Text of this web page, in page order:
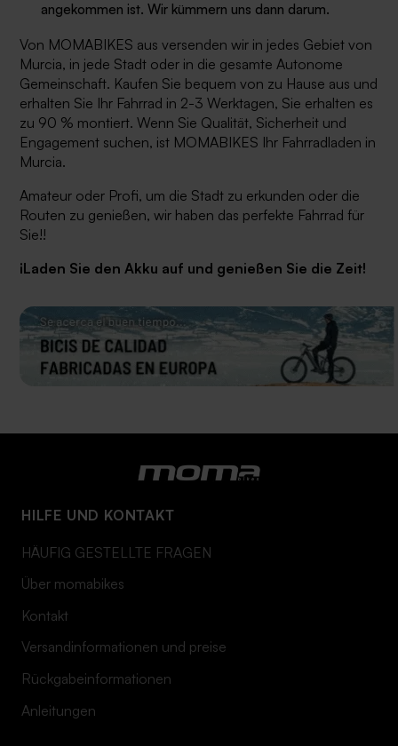
angekommen ist. Wir kümmern uns dann darum.
Von MOMABIKES aus versenden wir in jedes Gebiet von
Murcia, in jede Stadt oder in die gesamte Autonome
Gemeinschaft. Kaufen Sie bequem von zu Hause aus und
erhalten Sie Ihr Fahrrad in 2-3 Werktagen, Sie erhalten es
zu 90 % montiert. Wenn Sie Qualität, Sicherheit und
Engagement suchen, ist MOMABIKES Ihr Fahrradladen in
Murcia.
Amateur oder Profi, um die Stadt zu erkunden oder die
Routen zu genießen, wir haben das perfekte Fahrrad für
Sie!!
¡Laden Sie den Akku auf und genießen Sie die Zeit!
HILFE UND KONTAKT
HÄUFIG GESTELLTE FRAGEN
Über momabikes
Kontakt
Versandinformationen und preise
Rückgabeinformationen
Anleitungen